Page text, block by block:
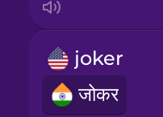
joker
जोकर